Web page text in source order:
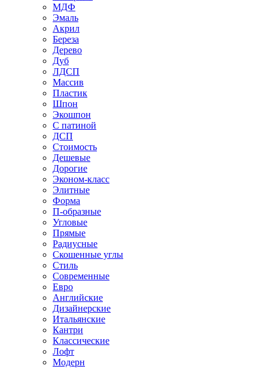
МДФ
Эмаль
Акрил
Береза
Дерево
Дуб
ЛДСП
Массив
Пластик
Шпон
Экошпон
С патиной
ДСП
Стоимость
Дешевые
Дорогие
Эконом-класс
Элитные
Форма
П-образные
Угловые
Прямые
Радиусные
Скошенные углы
Стиль
Современные
Евро
Английские
Дизайнерские
Итальянские
Кантри
Классические
Лофт
Модерн